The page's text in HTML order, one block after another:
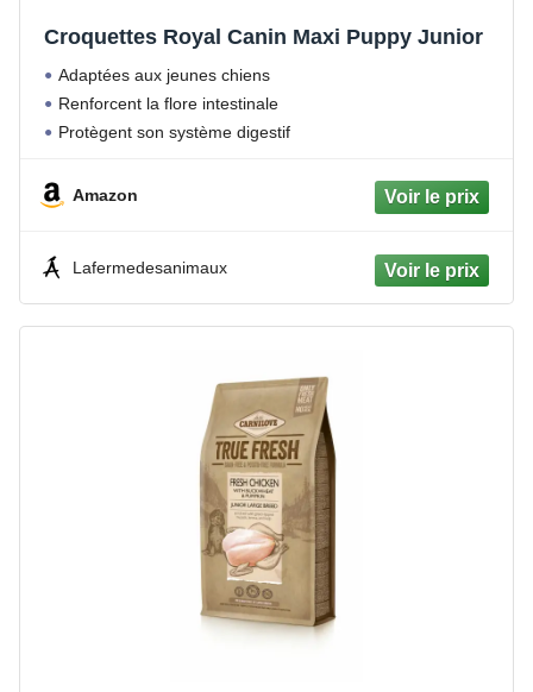
Croquettes Royal Canin Maxi Puppy Junior
Adaptées aux jeunes chiens
Renforcent la flore intestinale
Protègent son système digestif
Amazon
Lafermedesanimaux